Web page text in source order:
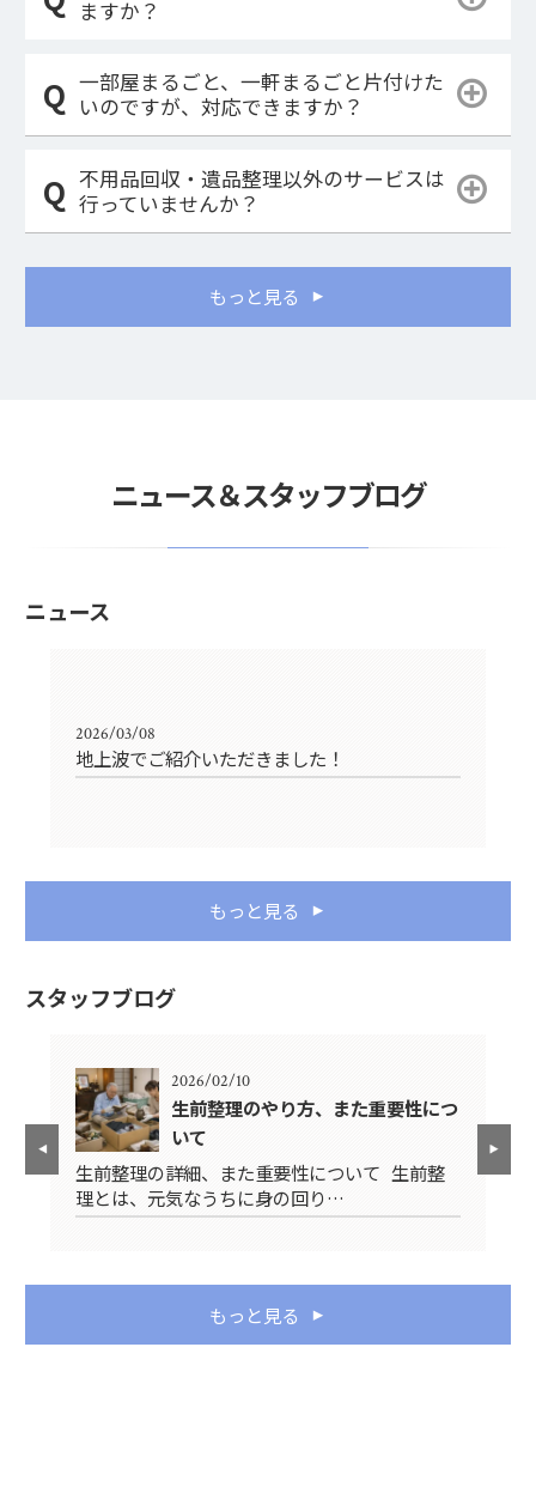
ますか？
一部屋まるごと、一軒まるごと片付けた
いのですが、対応できますか？
不用品回収・遺品整理以外のサービスは
行っていませんか？
もっと見る
ニュース＆スタッフブログ
ニュース
2026/03/08
地上波でご紹介いただきました！
もっと見る
スタッフブログ
2026/02/10
生前整理のやり方、また重要性につ
いて
生前整理の詳細、また重要性について 生前整
理とは、元気なうちに身の回り…
もっと見る